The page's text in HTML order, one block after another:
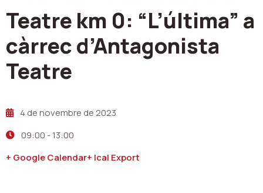
Teatre km 0: “L’última” a
càrrec d’Antagonista
Teatre
4 de novembre de 2023
09:00 -13:00
+ Google Calendar+ Ical Export